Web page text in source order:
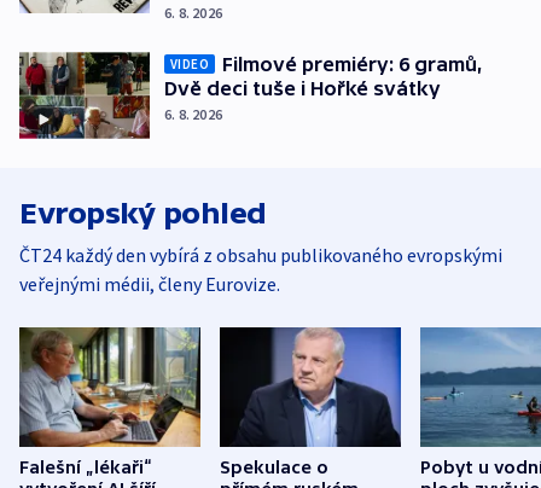
6. 8. 2026
VIDEO
Filmové premiéry: 6 gramů,
Dvě deci tuše i Hořké svátky
6. 8. 2026
Evropský pohled
ČT24 každý den vybírá z obsahu publikovaného evropskými
veřejnými médii, členy Eurovize.
Falešní „lékaři“
Spekulace o
Pobyt u